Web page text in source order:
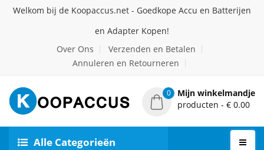
Welkom bij de Koopaccus.net - Goedkope Accu en Batterijen
en Adapter Kopen!
Over Ons
Verzenden en Betalen
Annuleren en Retourneren
0
Mijn winkelmandje
producten - € 0.00
Alle Categorieën